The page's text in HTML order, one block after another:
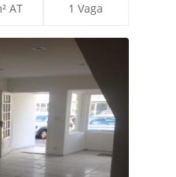
AT 1 Vaga